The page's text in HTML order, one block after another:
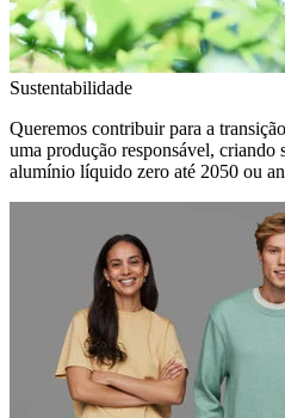
Sustentabilidade
Queremos contribuir para a
uma produção responsável, criando
alumínio líquido zero até 2050 ou